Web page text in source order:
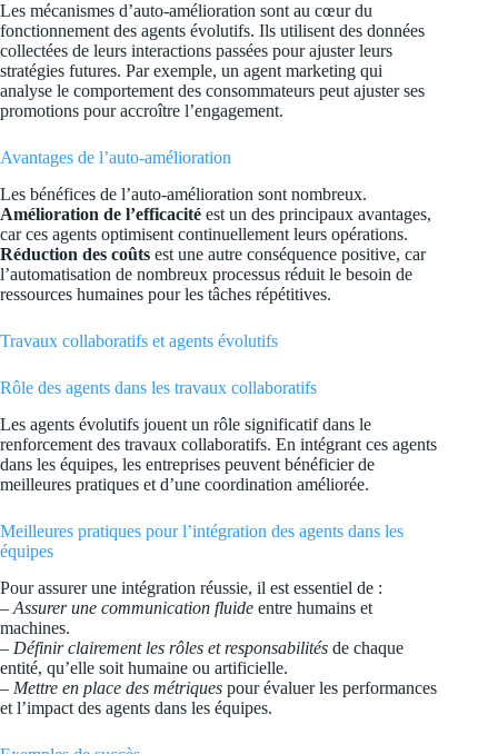
Les mécanismes d’auto-amélioration sont au cœur du
fonctionnement des agents évolutifs. Ils utilisent des données
collectées de leurs interactions passées pour ajuster leurs
stratégies futures. Par exemple, un agent marketing qui
analyse le comportement des consommateurs peut ajuster ses
promotions pour accroître l’engagement.
Avantages de l’auto-amélioration
Les bénéfices de l’auto-amélioration sont nombreux.
Amélioration de l’efficacité est un des principaux avantages,
car ces agents optimisent continuellement leurs opérations.
Réduction des coûts est une autre conséquence positive, car
l’automatisation de nombreux processus réduit le besoin de
ressources humaines pour les tâches répétitives.
Travaux collaboratifs et agents évolutifs
Rôle des agents dans les travaux collaboratifs
Les agents évolutifs jouent un rôle significatif dans le
renforcement des travaux collaboratifs. En intégrant ces agents
dans les équipes, les entreprises peuvent bénéficier de
meilleures pratiques et d’une coordination améliorée.
Meilleures pratiques pour l’intégration des agents dans les
équipes
Pour assurer une intégration réussie, il est essentiel de :
– Assurer une communication fluide entre humains et
machines.
– Définir clairement les rôles et responsabilités de chaque
entité, qu’elle soit humaine ou artificielle.
– Mettre en place des métriques pour évaluer les performances
et l’impact des agents dans les équipes.